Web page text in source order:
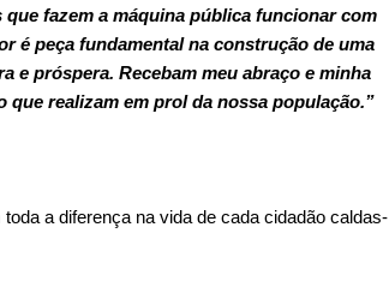
que fazem a máquina pública funcionar com
é peça fundamental na construção de uma
e próspera. Recebam meu abraço e minha
realizam em prol da nossa população.”
a diferença na vida de cada cidadão caldas-